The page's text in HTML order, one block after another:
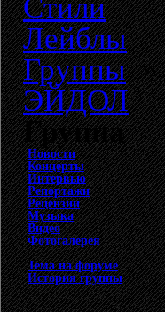
Стили
Лейблы
Группы»
ЭЙДОЛ
Группа
Новости
Концерты
Интервью
Репортажи
Рецензии
Музыка
Видео
Фотогалерея
Тема на форуме
История группы